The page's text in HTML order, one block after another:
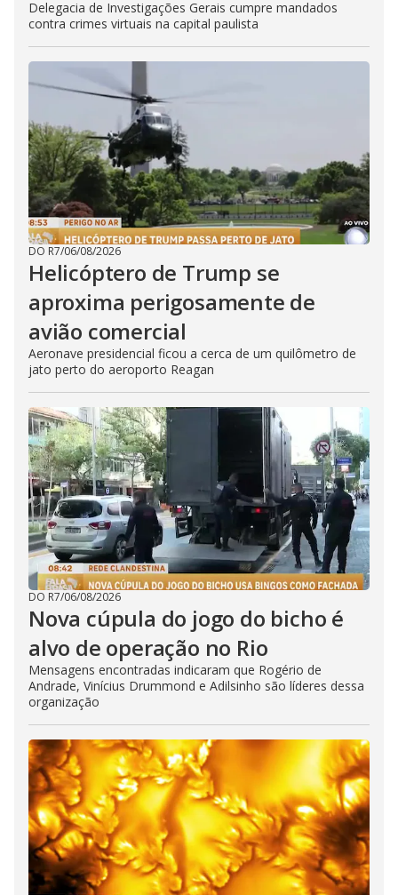
Delegacia de Investigações Gerais cumpre mandados
contra crimes virtuais na capital paulista
DO R7/06/08/2026
Helicóptero de Trump se
aproxima perigosamente de
avião comercial
Aeronave presidencial ficou a cerca de um quilômetro de
jato perto do aeroporto Reagan
DO R7/06/08/2026
Nova cúpula do jogo do bicho é
alvo de operação no Rio
Mensagens encontradas indicaram que Rogério de
Andrade, Vinícius Drummond e Adilsinho são líderes dessa
organização